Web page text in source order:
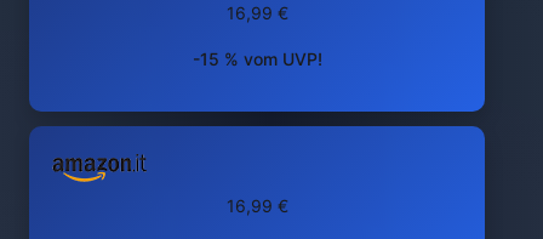
16,99 €
-15 % vom UVP!
16,99 €